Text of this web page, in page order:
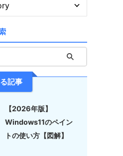
記事
【2026年版】
Windows11のペイン
トの使い方【図解】